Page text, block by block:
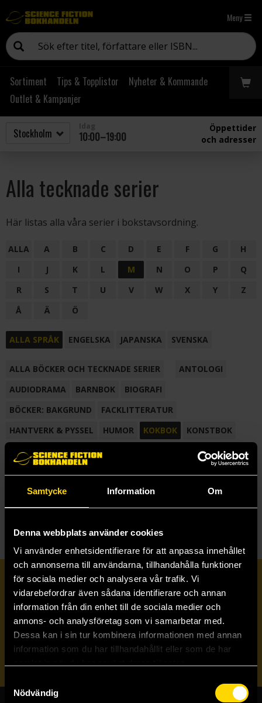
Samtycke Information Om
Denna webbplats använder cookies
Vi använder enhetsidentifierare för att anpassa innehållet
och annonserna till användarna, tillhandahålla funktioner
för sociala medier och analysera vår trafik. Vi
vidarebefordrar även sådana identifierare och annan
information från din enhet till de sociala medier och
annons- och analysföretag som vi samarbetar med.
Dessa kan i sin tur kombinera informationen med annan
information som du har tillhandahållit eller som de har
Nödvändig
Meny
Sortiment Tips & Topplistor
Nyheter & Kommande
Outlet & Kampanjer
10:00–19:00
Öppettider
och adresser
Alla tecknade serier
Här listas alla våra serier i bokstavsordning.
ALLA A B C D E F G
H
I
J K L M N O P
Q
R
S T U V W X Y
Z
Å
Ä Ö
ALLA SPRÅK ENGELSKA JAPANSKA SVENSKA
ALLA BÖCKER OCH TECKNADE SERIER
ANTOLOGI
AUDIODRAMA
BARNBOK
BIOGRAFI
BÖCKER: BAKGRUND
FACKLITTERATUR
HANTVERK & PYSSEL
HUMOR KOKBOK
KONSTBOK
KORTROMAN
LÄROBOK
NOVELL
SAMLINGSVOLYM
TECKNA & MÅLA TECKNAD SERIE
Prenumerera på vårt nyhetsbrev
Veckobrevet
Skicka